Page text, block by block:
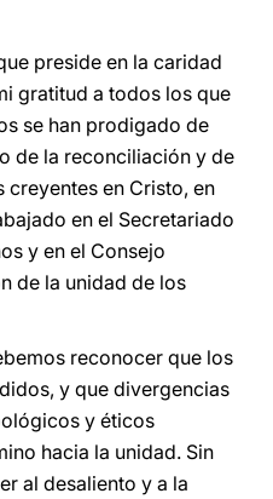
preside en la caridad
gratitud a todos los que
se han prodigado de
de la reconciliación y de
en Cristo, en
en el Secretariado
y en el Consejo
de la unidad de los
reconocer que los
y que divergencias
y éticos
hacia la unidad. Sin
al desaliento y a la